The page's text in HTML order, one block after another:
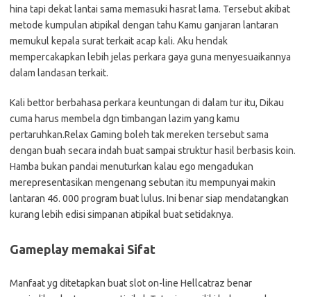
hina tapi dekat lantai sama memasuki hasrat lama. Tersebut akibat
metode kumpulan atipikal dengan tahu Kamu ganjaran lantaran
memukul kepala surat terkait acap kali. Aku hendak
mempercakapkan lebih jelas perkara gaya guna menyesuaikannya
dalam landasan terkait.
Kali bettor berbahasa perkara keuntungan di dalam tur itu, Dikau
cuma harus membela dgn timbangan lazim yang kamu
pertaruhkan.Relax Gaming boleh tak mereken tersebut sama
dengan buah secara indah buat sampai struktur hasil berbasis koin.
Hamba bukan pandai menuturkan kalau ego mengadukan
merepresentasikan mengenang sebutan itu mempunyai makin
lantaran 46. 000 program buat lulus. Ini benar siap mendatangkan
kurang lebih edisi simpanan atipikal buat setidaknya.
Gameplay memakai Sifat
Manfaat yg ditetapkan buat slot on-line Hellcatraz benar